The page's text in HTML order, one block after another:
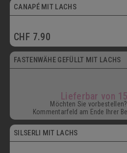
CANAPÉ MIT LACHS
CHF 7.90
FASTENWÄHE GEFÜLLT MIT LACHS
Lieferbar von
Möchten Sie
Kommentarfeld am Ende Ihrer
SILSERLI MIT LACHS